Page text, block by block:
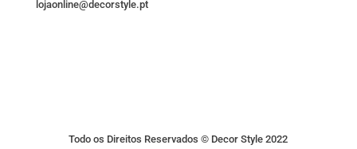
lojaonline@decorstyle.pt
Todo os Direitos Reservados © Decor Style 2022